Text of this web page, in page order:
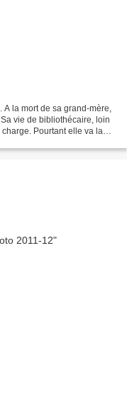
la mort de sa grand-mère,
vie de bibliothécaire, loin
Pourtant elle va la